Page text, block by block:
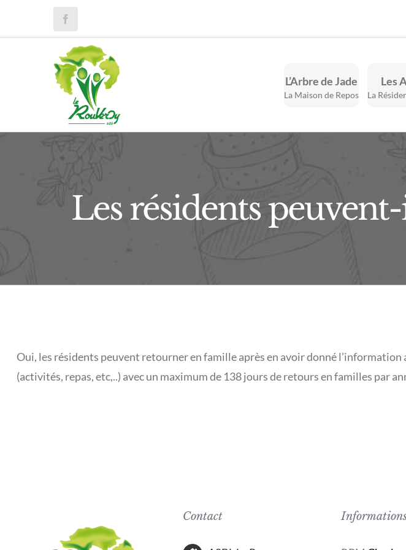
L’Arbre de Jade
La Maison de Repos
Les
La
Les résidents
Oui, les résidents peuvent retourner en famille après en avoir donné
(activités, repas, etc,..) avec un maximum de 138 jours de retours en familles par
Contact